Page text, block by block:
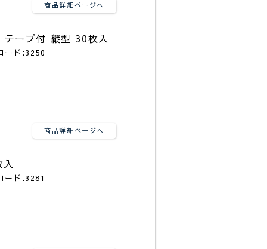
商品詳細ページへ
テープ付 縦型 30枚入
ード:3250
商品詳細ページへ
ド:3281